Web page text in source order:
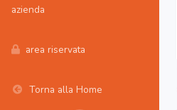
azienda
area riservata
Torna alla Home